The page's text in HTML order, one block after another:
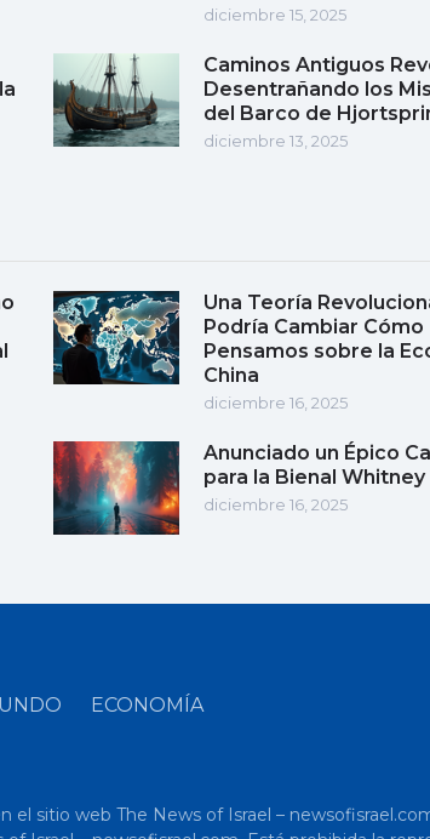
diciembre 15, 2025
Caminos Antiguos
Desentrañando los
del Barco de
diciembre 13, 2025
Una Teoría
Podría Cambiar Cómo
Pensamos sobre la
China
diciembre 16, 2025
Anunciado un Épico
para la Bienal Whitney
diciembre 16, 2025
ECONOMÍA
el sitio web The News of Israel –